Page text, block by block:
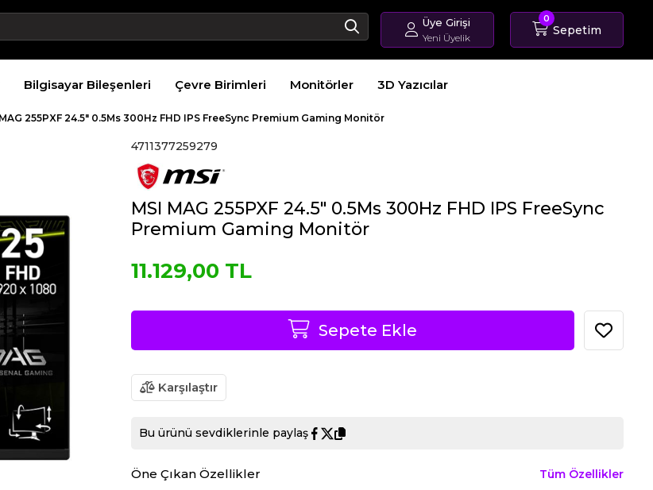
Üye Girişi
Yeni Üyelik
Üye Ol
0
Sepetim
Bilgisayar Bileşenleri Çevre Birimleri Monitörler 3D Yazıcılar
255PXF 24.5″ 0.5Ms 300Hz FHD IPS FreeSync Premium Gaming Monitör
4711377259279
MSI MAG 255PXF 24.5″ 0.5Ms 300Hz FHD IPS FreeSync
Premium Gaming Monitör
11.129,00 TL
Sepete Ekle
Karşılaştır
Bu ürünü sevdiklerinle paylaş
Öne Çıkan Özellikler Tüm Özellikler